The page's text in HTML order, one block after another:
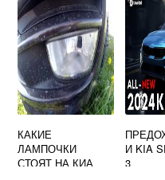
КАКИЕ
ЛАМПОЧКИ
СТОЯТ НА КИА
И KIA
3